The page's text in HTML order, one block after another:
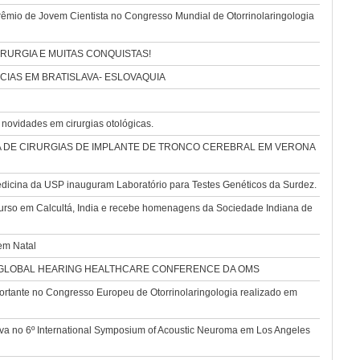
de Jovem Cientista no Congresso Mundial de Otorrinolaringologia
E MUITAS CONQUISTAS!
EM BRATISLAVA- ESLOVAQUIA
em cirurgias otológicas.
CIRURGIAS DE IMPLANTE DE TRONCO CEREBRAL EM VERONA
da USP inauguram Laboratório para Testes Genéticos da Surdez.
em Calcultá, India e recebe homenagens da Sociedade Indiana de
Natal
HEARING HEALTHCARE CONFERENCE DA OMS
no Congresso Europeu de Otorrinolaringologia realizado em
no 6º International Symposium of Acoustic Neuroma em Los Angeles